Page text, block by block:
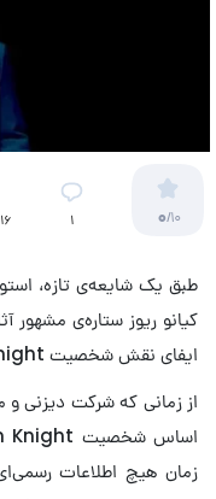
0/10 ۱ 16 اردیبهشت 1399
طبق یک شایعه‌ی تازه،
کیانو ریوز ستاره‌ی مشهور
ایفای نقش شخصیت Moon Knight استخدام کند.
از زمانی که شرکت دیزنی
زمان هیچ اطلاعات